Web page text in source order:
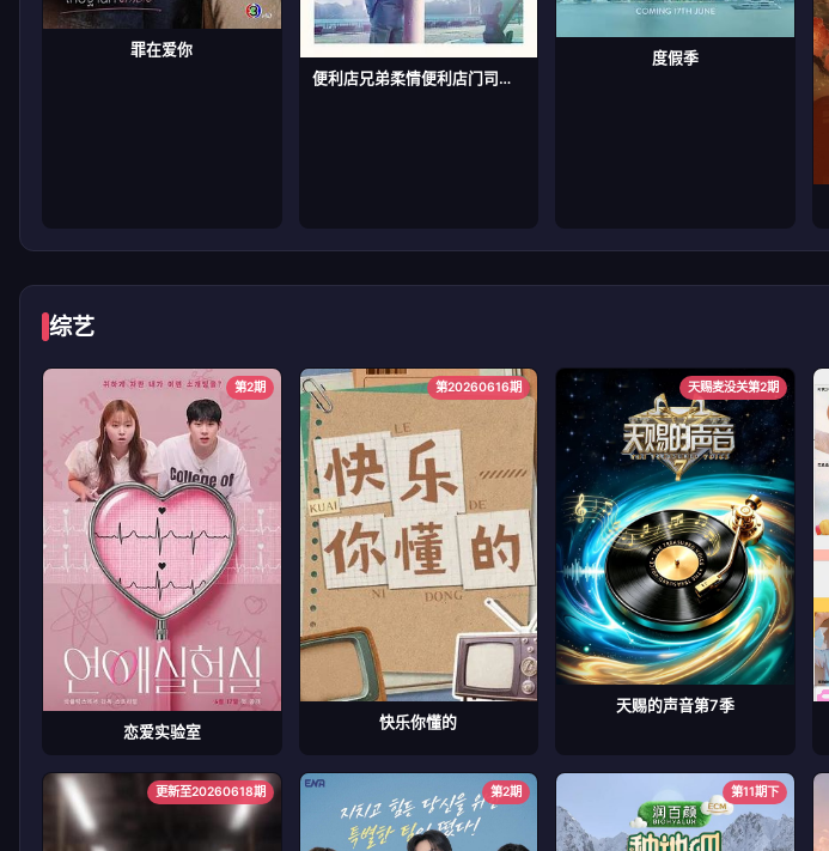
罪在爱你
便利店兄弟柔情便利店门司港小金村门市
度假季
综艺
第2期
恋爱实验室
第20260616期
快乐你懂的
天赐麦没关第2期
天赐的声音第7季
更新至20260618期 第2期 第11期下